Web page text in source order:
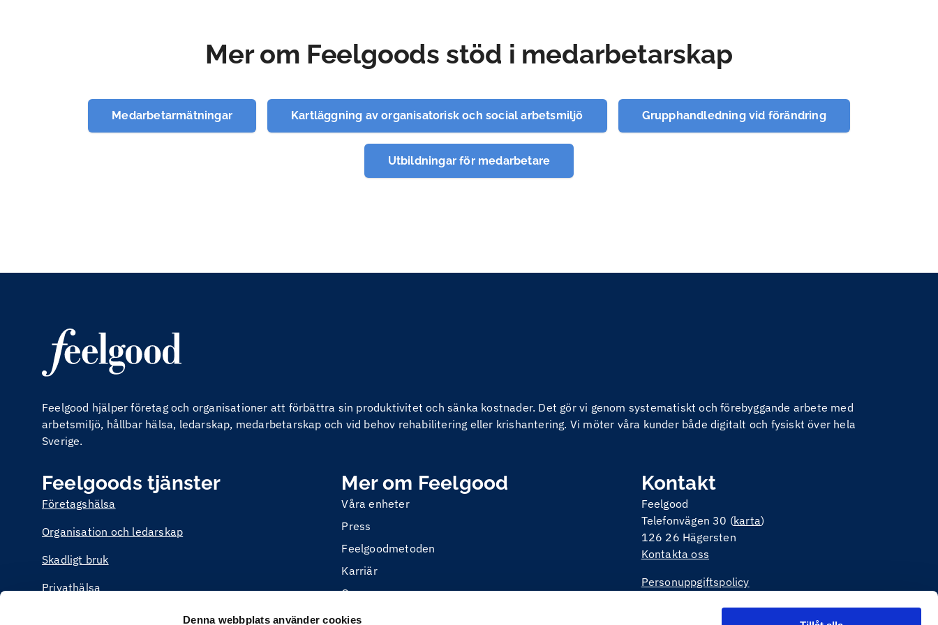
Denna webbplats använder cookies
Mer om Feelgoods stöd i medarbetarskap
Medarbetarmätningar Kartläggning av organisatorisk och social arbetsmiljö Grupphandledning vid förändring
Utbildningar för medarbetare
Feelgood hjälper företag och organisationer att förbättra sin produktivitet och sänka kostnader. Det gör vi genom systematiskt och förebyggande arbete med
arbetsmiljö, hållbar hälsa, ledarskap, medarbetarskap och vid behov rehabilitering eller krishantering. Vi möter våra kunder både digitalt och fysiskt över hela
Sverige.
Feelgoods tjänster
Företagshälsa
Organisation och ledarskap
Skadligt bruk
Privathälsa
Mer om Feelgood
Våra enheter
Press
Feelgoodmetoden
Karriär
Om oss
Kontakt
Feelgood
Telefonvägen 30 (karta)
126 26 Hägersten
Kontakta oss
Personuppgiftspolicy